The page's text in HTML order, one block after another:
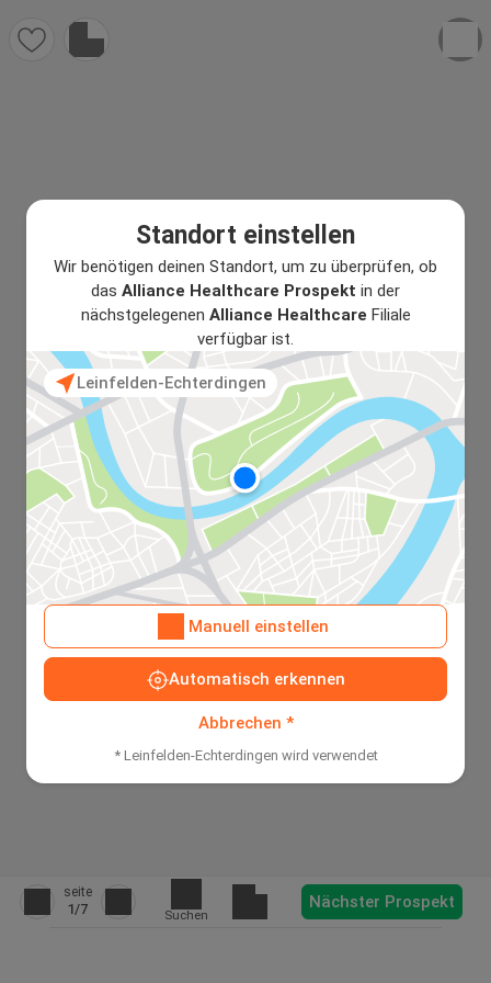
Standort einstellen
Wir benötigen deinen Standort, um zu überprüfen, ob
das Alliance Healthcare Prospekt in der
nächstgelegenen Alliance Healthcare Filiale
verfügbar ist.
Leinfelden-Echterdingen
Manuell einstellen
Automatisch erkennen
Abbrechen *
* Leinfelden-Echterdingen wird verwendet
seite
1/7 Suchen
Nächster Prospekt